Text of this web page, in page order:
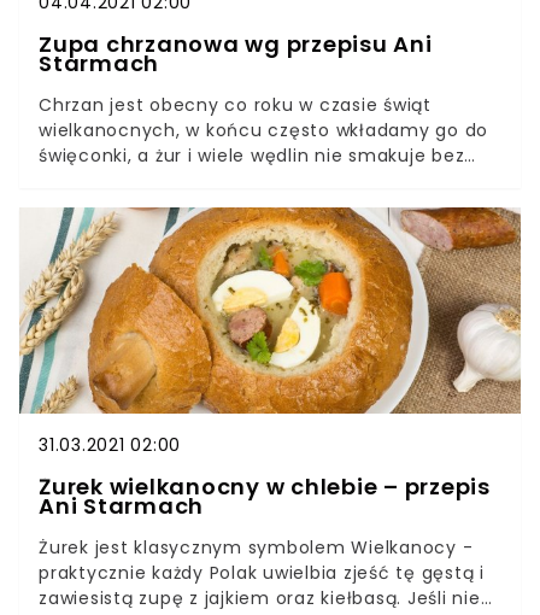
Słowacja i Czechy. Przepis zaprezentowany przez
Annę Starmach jest ukłonem w stronę tradycji.
Tego smaku nie da się zapomnieć.Dalsza część
artykułu znajduje się pod filmem:
Zupa chrzanowa wg przepisu Ani
Starmach
Chrzan jest obecny co roku w czasie świąt
wielkanocnych, w końcu często wkładamy go do
święconki, a żur i wiele wędlin nie smakuje bez
doskonały przepis, który pozwoli ci wykorzystać
nadmiar tego ostrego korzenia. Chrzan jest
wyjątkowo zdrową rośliną, choć dawniej mało kto
wykorzystywał go do przyrządzania jedzenia. O
wiele chętniej korzystano z niego jako
konserwant, który pozwalał przechowywać
surowe mięso o 1-2 dni dłużej niż zwykle.
31.03.2021 02:00
Żurek wielkanocny w chlebie – przepis
Ani Starmach
Żurek jest klasycznym symbolem Wielkanocy -
praktycznie każdy Polak uwielbia zjeść tę gęstą i
zawiesistą zupę z jajkiem oraz kiełbasą. Jeśli nie